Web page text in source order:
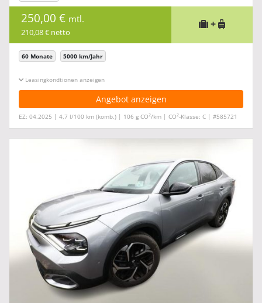
250,00 € mtl.
210,08 € netto
+
60 Monate 5000 km/Jahr
Leasingkonditionen ein-/ausblenden
Angebot anzeigen
EZ: 04.2025 | 4,7 l/100 km (komb.) | 106 g CO2/km | CO2-Klasse: C | #585721